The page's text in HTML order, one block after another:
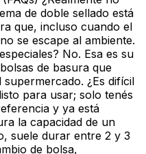
de doble sellado está
que, incluso cuando el
se escape al ambiente.
No. Esa es su
de basura que
¿Es difícil
para usar; solo tenés
y ya está
la capacidad de un
suele durar entre 2 y 3
de bolsa,